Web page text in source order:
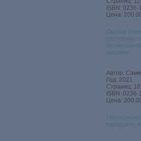
ISBN:
Цена:
Оценка
состояние
массиве
Автор:
Год: 2021
Страниц: 16
ISBN:
Цена:
городского